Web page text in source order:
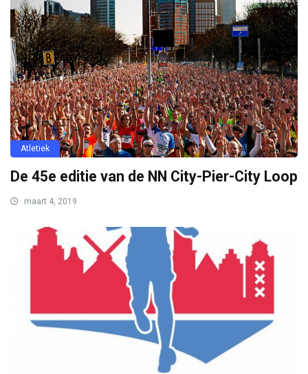
Atletiek
De 45e editie van de NN City-Pier-City Loop
maart 4, 2019